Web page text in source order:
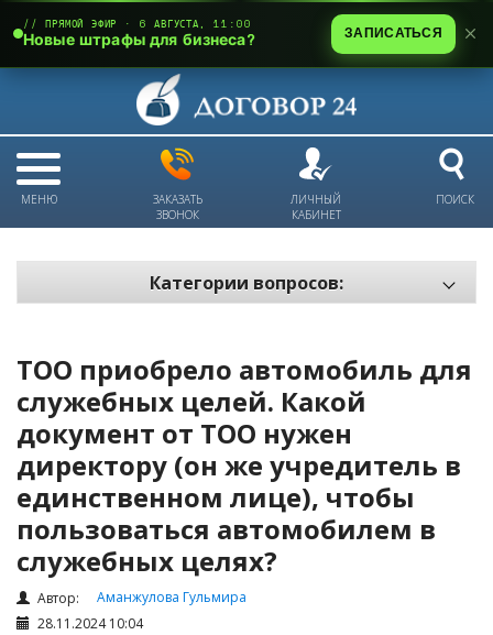
МЕНЮ
ЗАКАЗАТЬ
ЗВОНОК
ЛИЧНЫЙ
КАБИНЕТ
ПОИСК
Категории вопросов:
Пожарная безопасность
Техника безопасности и охрана труда
Антикризис: трудовые отношения
Антикризис: долги и обязательства
Налоги и Налогообложение
Трудовые отношения
Корпоративные отношения
Договоры
ТОО приобрело автомобиль для
служебных целей. Какой
документ от ТОО нужен
директору (он же учредитель в
единственном лице), чтобы
пользоваться автомобилем в
служебных целях?
Автор:
Аманжулова Гульмира
28.11.2024 10:04
// ПРЯМОЙ ЭФИР · 6 АВГУСТА, 11:00
Новые штрафы для бизнеса? ЗАПИСАТЬСЯ